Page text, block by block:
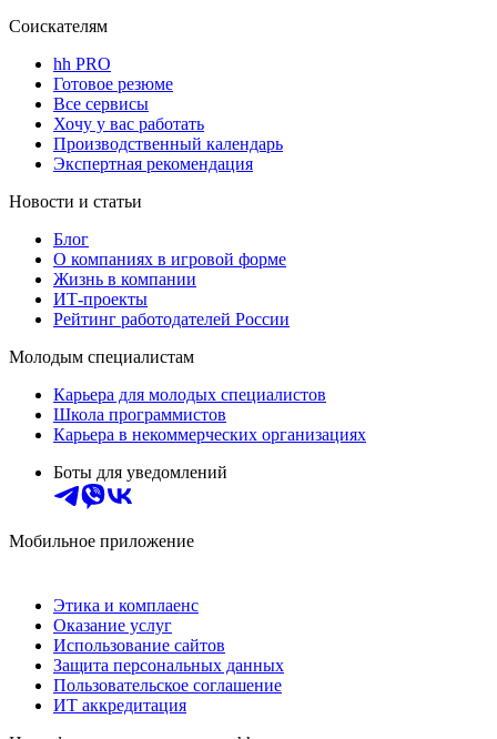
Соискателям
hh PRO
Готовое резюме
Все сервисы
Хочу у вас работать
Производственный календарь
Экспертная рекомендация
Новости и статьи
Блог
О компаниях в игровой форме
Жизнь в компании
ИТ-проекты
Рейтинг работодателей России
Молодым специалистам
Карьера для молодых специалистов
Школа программистов
Карьера в некоммерческих организациях
Боты для уведомлений
Мобильное приложение
Этика и комплаенс
Оказание услуг
Использование сайтов
Защита персональных данных
Пользовательское соглашение
ИТ аккредитация